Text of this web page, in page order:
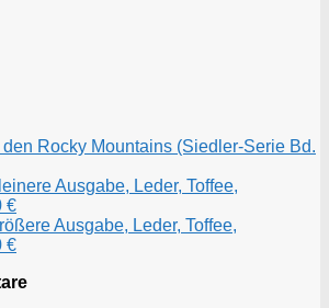
Rocky Mountains (Siedler-Serie Bd.
Ausgabe, Leder, Toffee,
€
Ausgabe, Leder, Toffee,
€